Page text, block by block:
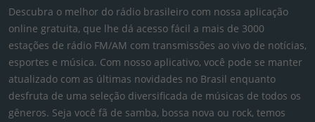
Descubra o melhor do rádio brasileiro com nossa aplicação
online gratuita, que lhe dá acesso fácil a mais de 3000
estações de rádio FM/AM com transmissões ao vivo de notícias,
esportes e música. Com nosso aplicativo, você pode se manter
atualizado com as últimas novidades no Brasil enquanto
desfruta de uma seleção diversificada de músicas de todos os
gêneros. Seja você fã de samba, bossa nova ou rock, temos